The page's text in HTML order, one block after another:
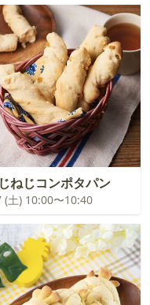
ねじコンポタパン
(土) 10:00〜10:40